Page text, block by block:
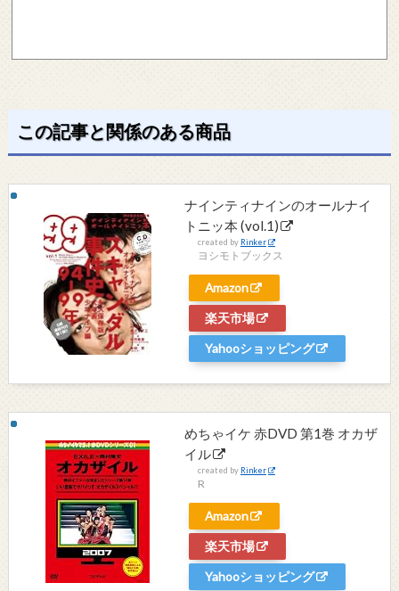
この記事と関係のある商品
ナインティナインのオールナイ
トニッ本 (vol.1)
created by Rinker
ヨシモトブックス
Amazon
楽天市場
Yahooショッピング
めちゃイケ 赤DVD 第1巻 オカザ
イル
created by Rinker
R
Amazon
楽天市場
Yahooショッピング